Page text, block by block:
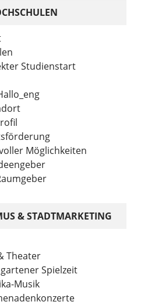
Studienstart
Möglichkeiten
& STADTMARKETING
Theater
Spielzeit
Musik